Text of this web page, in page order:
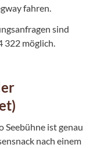
fahren.
sind
möglich.
Seebühne ist genau
nach einem